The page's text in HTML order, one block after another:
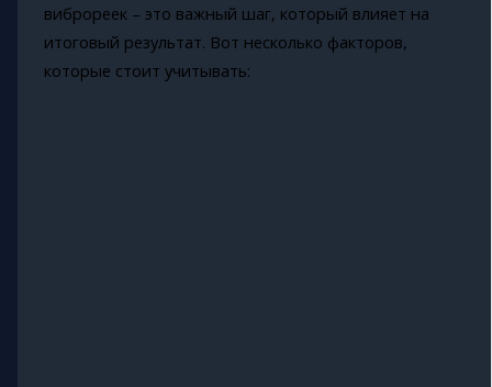
виброреек – это важный шаг, который влияет на
итоговый результат. Вот несколько факторов,
которые стоит учитывать: